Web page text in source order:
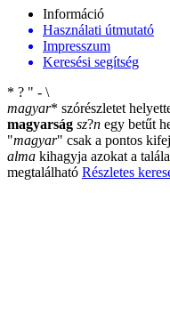
Információ
Használati útmutató
Impresszum
Keresési segítség
* ? " - \
magyar* szórészletet
magyarság sz?n egy betűt
"magyar" csak a pontos
alma kihagyja azokat a
megtalálható Részletes